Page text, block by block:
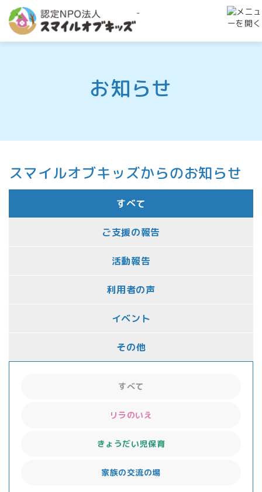
-
お知らせ
スマイルオブキッズからのお知らせ
すべて
ご支援の報告
活動報告
利用者の声
イベント
その他
すべて
リラのいえ
きょうだい児保育
家族の交流の場